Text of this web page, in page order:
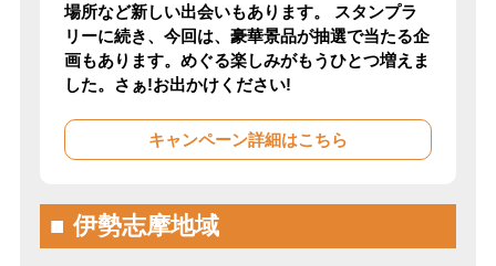
場所など新しい出会いもあります。 スタンプラ
リーに続き、今回は、豪華景品が抽選で当たる企
画もあります。めぐる楽しみがもうひとつ増えま
した。さぁ!お出かけください!
キャンペーン詳細はこちら
伊勢志摩地域